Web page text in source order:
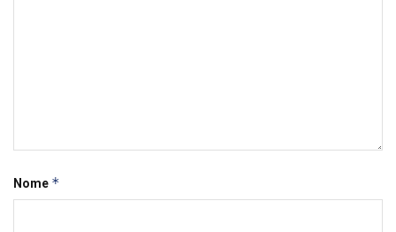
Nome *